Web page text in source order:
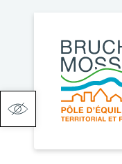
Ouvrir la